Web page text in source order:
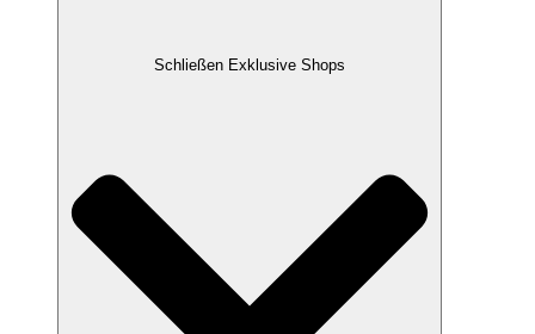
Schließen Exklusive Shops